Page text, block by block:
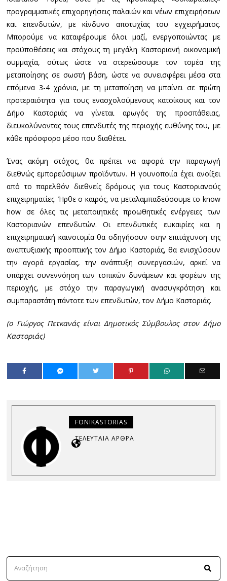
προγραμματικές επιχορηγήσεις παλαιών και νέων επιχειρήσεων
και επενδυτών, με κίνδυνο αποτυχίας του εγχειρήματος.
Μπορούμε να καταφέρουμε όλοι μαζί, ενεργοποιώντας με
προϋποθέσεις και στόχους τη μεγάλη Καστοριανή οικονομική
συμμαχία, ούτως ώστε να στερεώσουμε τον τομέα της
μεταποίησης σε σωστή βάση, ώστε να συνεισφέρει μέσα στα
επόμενα 3-4 χρόνια, με τη μεταποίηση να μπαίνει σε πρώτη
προτεραιότητα για τους ενασχολούμενους κατοίκους και τον
Δήμο Καστοριάς να γίνεται αρωγός της προσπάθειας,
διευκολύνοντας τους επενδυτές της περιοχής ευθύνης του, με
κάθε πρόσφορο μέσο που διαθέτει.
Ένας ακόμη στόχος, θα πρέπει να αφορά την παραγωγή
διεθνώς εμπορεύσιμων προϊόντων. Η γουνοποιία έχει ανοίξει
από το παρελθόν διεθνείς δρόμους για τους Καστοριανούς
επιχειρηματίες. Ήρθε ο καιρός, να μεταλαμπαδεύσουμε το know
how σε όλες τις μεταποιητικές προωθητικές ενέργειες των
Καστοριανών επενδυτών. Οι επενδυτικές ευκαιρίες και η
επιχειρηματική καινοτομία θα οδηγήσουν στην επιτάχυνση της
αναπτυξιακής προοπτικής τον Δήμο Καστοριάς, θα ενισχύσουν
την αγορά εργασίας, την ανάπτυξη συνεργασιών, αρκεί να
υπάρχει συνεννόηση των τοπικών δυνάμεων και φορέων της
περιοχής, με στόχο την παραγωγική ανασυγκρότηση και
συμπαραστάτη πάντοτε των επενδυτών, τον Δήμο Καστοριάς.
(ο Γιώργος Πετκανάς είναι Δημοτικός Σύμβουλος στον Δήμο
Καστοριάς)
FONIKASTORIAS
ΤΕΛΕΥΤΑΊΑ ΆΡΘΡΑ